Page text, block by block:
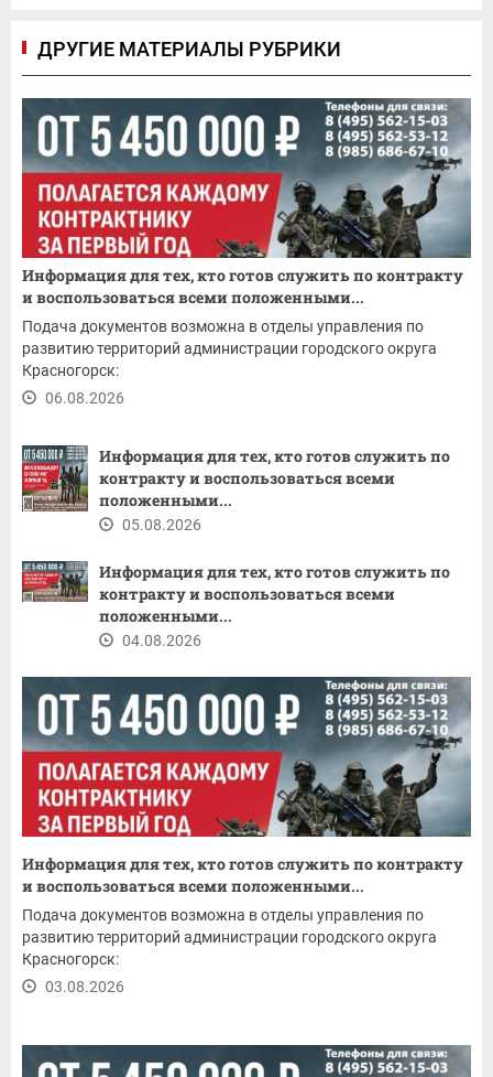
ДРУГИЕ МАТЕРИАЛЫ РУБРИКИ
Информация для тех, кто готов служить по контракту
и воспользоваться всеми положенными...
Подача документов возможна в отделы управления по
развитию территорий администрации городского округа
Красногорск:
06.08.2026
Информация для тех, кто готов служить по
контракту и воспользоваться всеми
положенными...
05.08.2026
Информация для тех, кто готов служить по
контракту и воспользоваться всеми
положенными...
04.08.2026
Информация для тех, кто готов служить по контракту
и воспользоваться всеми положенными...
Подача документов возможна в отделы управления по
развитию территорий администрации городского округа
Красногорск:
03.08.2026